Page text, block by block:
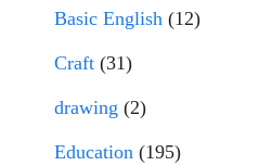
Basic English (12)
Craft (31)
drawing (2)
Education (195)